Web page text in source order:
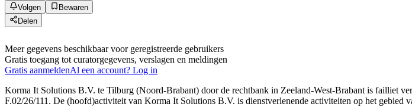
Volgen
Bewaren
Delen
Meer gegevens beschikbaar voor geregistreerde gebruikers
Gratis toegang tot curatorgegevens, verslagen en meldingen
Gratis aanmeldenAl een account? Log in
Korma It Solutions B.V. te Tilburg (Noord-Brabant) door de rechtbank in Zeeland-West-Brabant is failliet
F.02/26/111. De (hoofd)activiteit van Korma It Solutions B.V. is dienstverlenende activiteiten op het gebied